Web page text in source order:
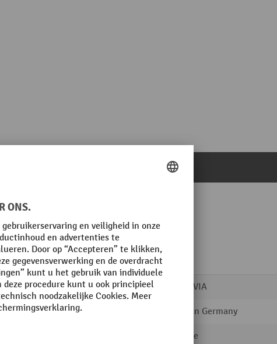
steken, hxb 36 x 40 mm, lengte 1 m
Merk MORAVIA
Plaats van vervaardiging Made in Germany
Trapeze